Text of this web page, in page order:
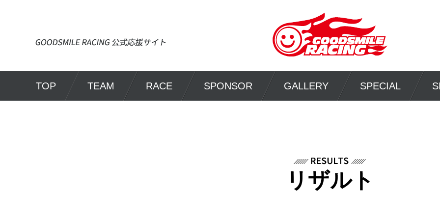
TOP TEAM RACE SPONSOR GALLERY SPECIAL
リザルト